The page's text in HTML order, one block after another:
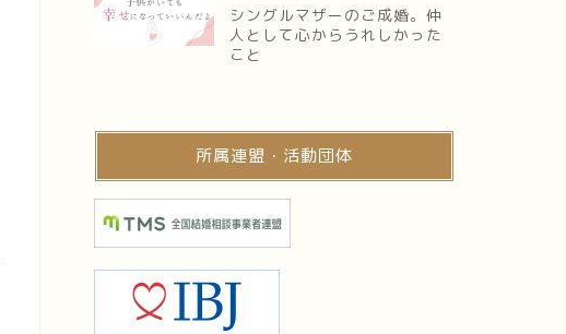
シングルマザーのご成婚。仲
人として心からうれしかった
こと
所属連盟・活動団体